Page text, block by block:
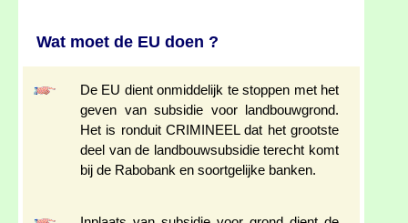
Wat moet de EU doen ?
De EU dient onmiddelijk te stoppen met het
geven van subsidie voor landbouwgrond.
Het is ronduit CRIMINEEL dat het grootste
deel van de landbouwsubsidie terecht komt
bij de Rabobank en soortgelijke banken.